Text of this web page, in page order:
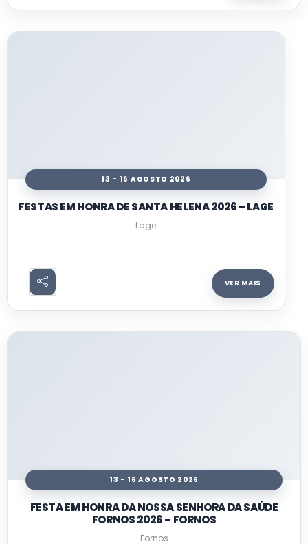
13 - 16 AGOSTO 2026
FESTAS EM HONRA DE SANTA HELENA 2026 – LAGE
Lage
VER MAIS
13 - 16 AGOSTO 2026
FESTA EM HONRA DA NOSSA SENHORA DA SAÚDE
FORNOS 2026 – FORNOS
Fornos